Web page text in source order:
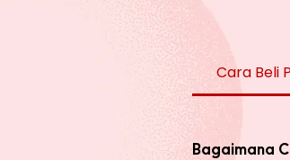
Cara Beli
Bagaimana